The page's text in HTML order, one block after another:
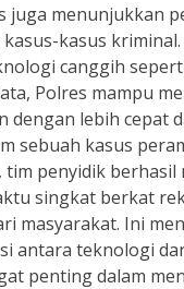
juga menunjukkan
kasus
canggih
Polres mampu
dengan lebih cepat
sebuah kasus
tim penyidik berhasil
singkat berkat
masyarakat. Ini
antara teknologi
penting dalam